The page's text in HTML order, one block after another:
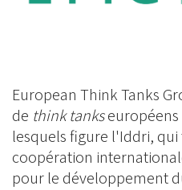
European Think Tanks
de think tankseuropéens
lesquels figure l'Iddri,
coopération
pour le développement